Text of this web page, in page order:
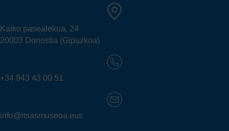
Kaiko pasealekua, 24
20003 Donostia (Gipuzkoa)
+34 943 43 00 51
info@itsasmuseoa.eus